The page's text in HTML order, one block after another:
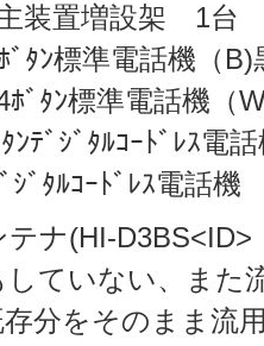
装置増設架 1台
ﾞﾀﾝ標準電話機（
ﾎﾞﾀﾝ標準電話機（
ﾝﾃﾞｼﾞﾀﾙｺｰﾄﾞﾚｽ電
ｼﾞﾀﾙｺｰﾄﾞﾚｽ電話
ナ(HI-D3BS<ID>
ていない、また
分をそのまま流